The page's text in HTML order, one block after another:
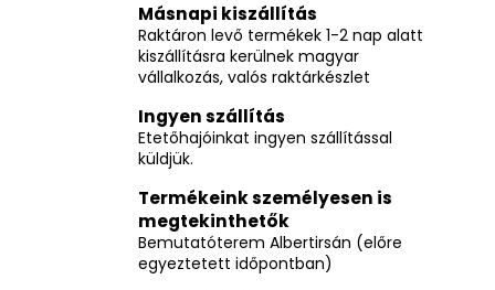
Másnapi kiszállítás
Raktáron levő termékek 1-2 nap alatt
kiszállításra kerülnek magyar
vállalkozás, valós raktárkészlet
Ingyen szállítás
Etetőhajóinkat ingyen szállítással
küldjük.
Termékeink személyesen is
megtekinthetők
Bemutatóterem Albertirsán (előre
egyeztetett időpontban)